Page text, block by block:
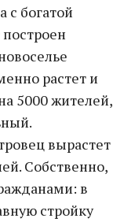
с богатой
растет и
5000 жителей,
вырастет
Собственно,
в
стройку